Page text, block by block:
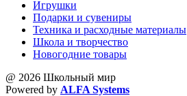
Игрушки
Подарки и сувениры
Техника и расходные материалы
Школа и творчество
Новогодние товары
@ 2026 Школьный мир
Powered by ALFA Systems